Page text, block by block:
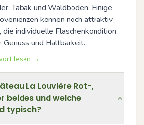
Tabak und Waldboden. Einige
können noch attraktiv
die individuelle Flaschenkondition
und Haltbarkeit.
lesen →
La Louvière Rot-,
beides und welche
typisch?